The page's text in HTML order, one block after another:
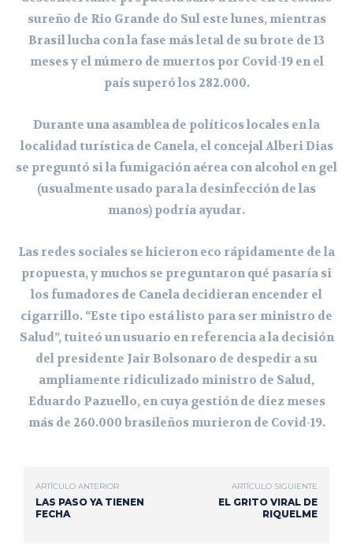
sureño de Rio Grande do Sul este lunes, mientras
Brasil lucha con la fase más letal de su brote de 13
meses y el número de muertos por Covid-19 en el
país superó los 282.000.
Durante una asamblea de políticos locales en la
localidad turística de Canela, el concejal Alberi Dias
se preguntó si la fumigación aérea con alcohol en gel
(usualmente usado para la desinfección de las
manos) podría ayudar.
Las redes sociales se hicieron eco rápidamente de la
propuesta, y muchos se preguntaron qué pasaría si
los fumadores de Canela decidieran encender el
cigarrillo. “Este tipo está listo para ser ministro de
Salud”, tuiteó un usuario en referencia a la decisión
del presidente Jair Bolsonaro de despedir a su
ampliamente ridiculizado ministro de Salud,
Eduardo Pazuello, en cuya gestión de diez meses
más de 260.000 brasileños murieron de Covid-19.
ARTÍCULO ANTERIOR
LAS PASO YA TIENEN
FECHA
ARTÍCULO SIGUIENTE
EL GRITO VIRAL DE
RIQUELME